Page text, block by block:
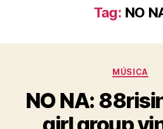
A
N
R
A
Tag: NO
C
t
e
g
MÚSICA
NO NA: